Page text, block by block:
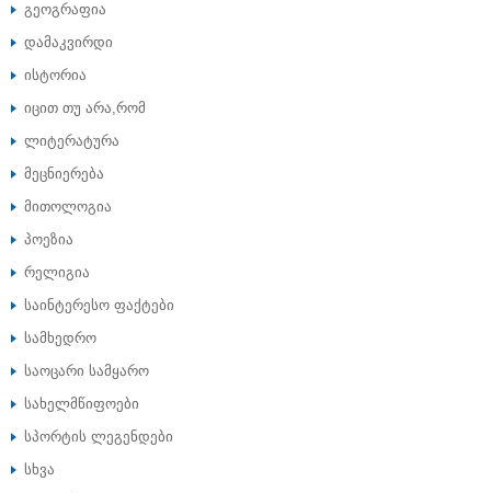
გეოგრაფია
დამაკვირდი
ისტორია
იცით თუ არა,რომ
ლიტერატურა
მეცნიერება
მითოლოგია
პოეზია
რელიგია
საინტერესო ფაქტები
სამხედრო
საოცარი სამყარო
სახელმწიფოები
სპორტის ლეგენდები
სხვა